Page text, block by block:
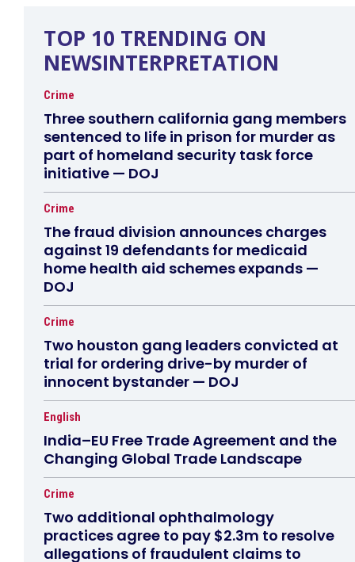
TOP 10 TRENDING ON
NEWSINTERPRETATION
Crime
Three southern california gang members
sentenced to life in prison for murder as
part of homeland security task force
initiative — DOJ
Crime
The fraud division announces charges
against 19 defendants for medicaid
home health aid schemes expands —
DOJ
Crime
Two houston gang leaders convicted at
trial for ordering drive-by murder of
innocent bystander — DOJ
English
India–EU Free Trade Agreement and the
Changing Global Trade Landscape
Crime
Two additional ophthalmology
practices agree to pay $2.3m to resolve
allegations of fraudulent claims to